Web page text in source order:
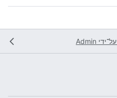
על־ידי Admin